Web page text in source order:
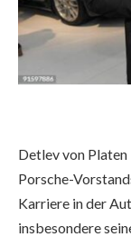
Detlev von
Porsche-
Karriere in der
insbesondere